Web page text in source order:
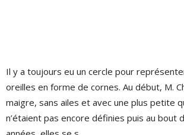
Il y a toujours eu un cercle pour
oreilles en forme de cornes. Au début, M.
maigre, sans ailes et avec une plus petite
n’étaient pas encore définies puis au bout